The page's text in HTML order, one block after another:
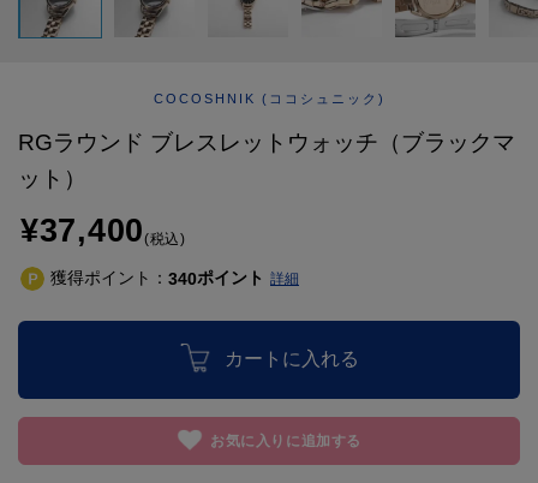
COCOSHNIK (ココシュニック)
RGラウンド ブレスレットウォッチ（ブラックマ
ット）
¥37,400(税込)
獲得ポイント： 340ポイント 詳細
カートに入れる
お気に入りに追加する